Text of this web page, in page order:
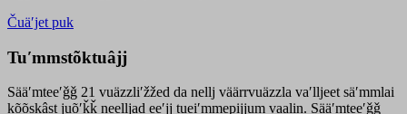
Čuäʹjet puk
Tuʹmmstõktuâjj
Sääʹmteeʹǧǧ 21 vuäzzliʹžžed da nellj väärrvuäzzla vaʹlljeet säʹmmlai
kõõskâst juõʹǩǩ neelljad eeʹjj tueiʹmmepijjum vaalin. Sääʹmteeʹǧǧ